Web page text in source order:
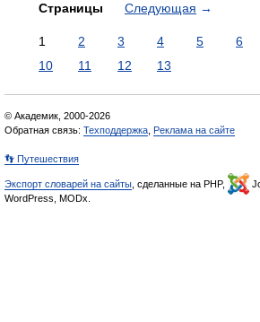
Страницы Следующая →
1 2 3 4 5 6
10
11 12 13
© Академик, 2000-2026
Обратная связь: Техподдержка Реклама на сайте
👣 Путешествия
Экспорт словарей на сайты , сделанные на PHP,
WordPress, MODx.